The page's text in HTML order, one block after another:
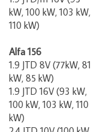
kW, 100 kW, 103 kW,
110 kW)
Alfa 156
1.9 JTD 8V (77kW, 81
kW, 85 kW)
1.9 JTD 16V (93 kW,
100 kW, 103 kW, 110
kW)
2.4 JTD 10V (100 kW,